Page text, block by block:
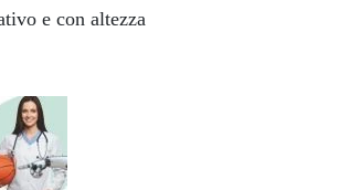
e con altezza